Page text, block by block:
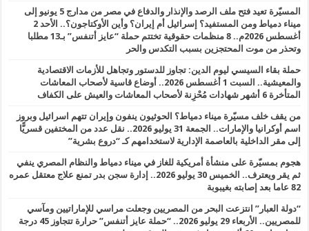
المسيّرة تعيد فتح ملف الرصد والإنذار والدفاع في مصر من مدارج 5 يونيو إلى
ميناء دمياط ومن المستفيد؟ إسرائيل أم إيران؟ وأين الأوكتاجون؟.. الأحد 2
أغسطس 2026م.. 8 منظمات حقوقية تختتم حملة “عايز أتنفس” بـ13 مطلبا
وتحذر من موت المحتجزين بسبب التكدس والحر
حملة بقاء السيسي ليوم الدين: تجاوز للدستور وتجاهل للأزمات الاقتصادية
والمعيشية.. السبت 1 أغسطس 2026.. أوضاع قاسية لأصحاب المعاشات
المتأخرة 6 أشهر شهادات مُحْزِنة لأصحاب المعاشات والعيش على الكفاف
من يقف خلف مسيّرة ميناء دمياط؟ الحوثيون ينفون وإيران تتهم اسرائيل وبروز
اسم أوكرانيا والإمارات.. الجمعة 31 يوليو 2026.. نقل عدد من المختفين قسريًّا
إلى مقر الداخلية بالعاصمة الإدارية لاستخدامهم كـ “دروع بشرية”
هجوم بمسيّرة على منشأة أمريكية للغاز في ميناء دمياط والنظام المصري ينفي
ثم يقر ويعترف.. الخميس 30 يوليو 2026.. إدارة سجن بدر تمنع علاج معتقل عمره
82 عاما بعد إصابته بغيبوبة
“دولة العبار” انتزعت البحر من المصريين وجعلت مراسي للإماراتيين ومآسي
للمصريين.. الأربعاء 29 يوليو 2026.. “حملة عايز أتنفس” حرارة تتجاوز 45 درجة